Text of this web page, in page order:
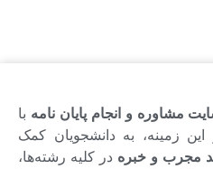
مشاوره و انجام پایان نامه با
زمینه، به دانشجویان کمک
مجرب و خبره در کلیه رشته‌ها،